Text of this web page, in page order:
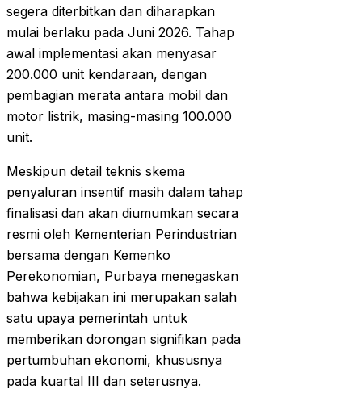
segera diterbitkan dan diharapkan
mulai berlaku pada Juni 2026. Tahap
awal implementasi akan menyasar
200.000 unit kendaraan, dengan
pembagian merata antara mobil dan
motor listrik, masing-masing 100.000
unit.
Meskipun detail teknis skema
penyaluran insentif masih dalam tahap
finalisasi dan akan diumumkan secara
resmi oleh Kementerian Perindustrian
bersama dengan Kemenko
Perekonomian, Purbaya menegaskan
bahwa kebijakan ini merupakan salah
satu upaya pemerintah untuk
memberikan dorongan signifikan pada
pertumbuhan ekonomi, khususnya
pada kuartal III dan seterusnya.